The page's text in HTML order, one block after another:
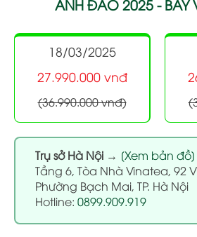
ANH ĐÀO 2025 - BAY
18/03/2025
27.990.000 vnđ
(36.990.000 vnđ)
Trụ sở Hà Nội→ [Xem bản đồ]
Tầng 6, Tòa Nhà Vinatea, 92
Phường Bạch Mai, TP. Hà Nội
Hotline: 0899.909.919